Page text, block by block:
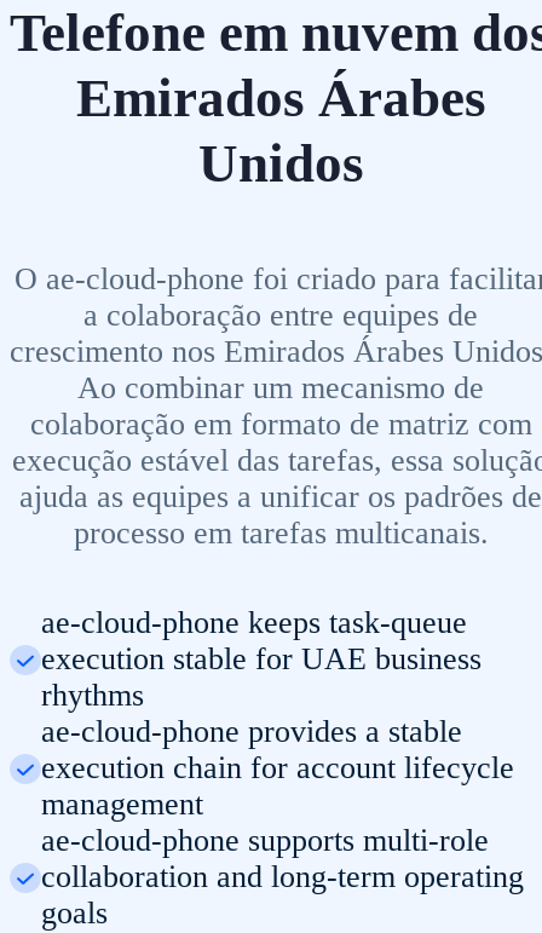
Telefone em nuvem
Emirados Árabes
Unidos
O ae-cloud-phone foi criado para
a colaboração entre equipes de
crescimento nos Emirados Árabes
Ao combinar um mecanismo de
colaboração em formato de matriz com
execução estável das tarefas, essa
ajuda as equipes a unificar os padrões de
processo em tarefas multicanais.
ae-cloud-phone keeps task-queue
execution stable for UAE business
rhythms
ae-cloud-phone provides a stable
execution chain for account lifecycle
management
ae-cloud-phone supports multi-role
collaboration and long-term operating
goals